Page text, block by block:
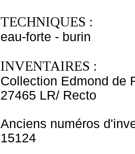
TECHNIQUES :
eau-forte - burin
INVENTAIRES :
Collection Edmond de
27465 LR/ Recto
Anciens numéros
15124